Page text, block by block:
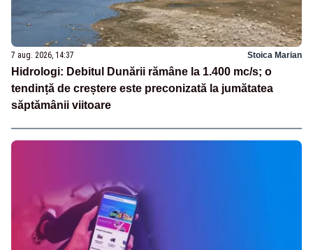
7 aug. 2026, 14:37 Stoica Marian
Hidrologi: Debitul Dunării rămâne la 1.400 mc/s; o
tendință de creștere este preconizată la jumătatea
săptămânii viitoare